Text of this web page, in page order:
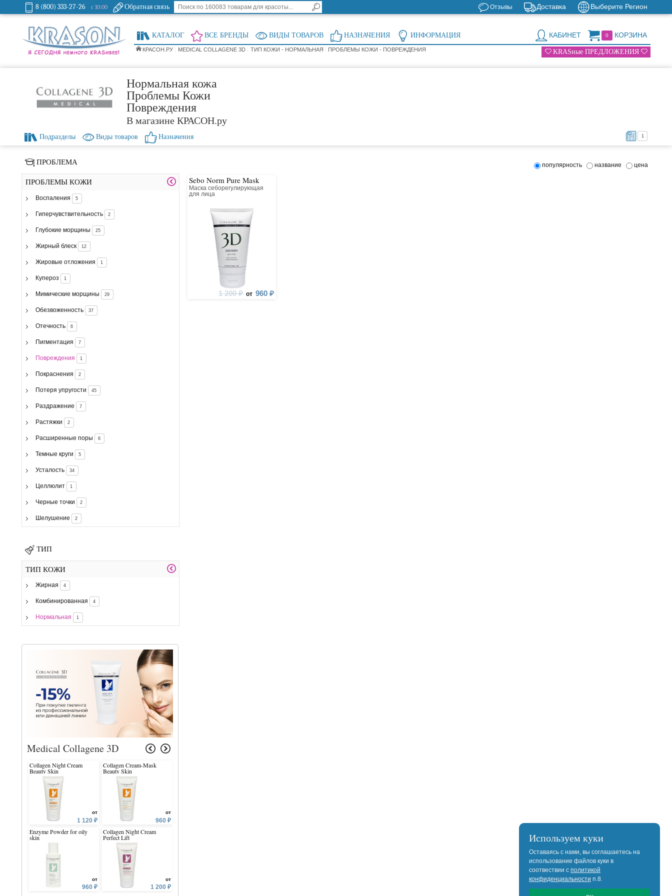
8 (800) 333-27-26 с 10:00 Обратная связь Выберите Регион
Доставка
Отзывы
0 КОРЗИНА
КАБИНЕТ
КАТАЛОГ ВСЕ БРЕНДЫ ВИДЫ ТОВАРОВ НАЗНАЧЕНИЯ ИНФОРМАЦИЯ
КРАСОН.РУ MEDICAL COLLAGENE 3D ТИП КОЖИ - НОРМАЛЬНАЯ ПРОБЛЕМЫ КОЖИ - ПОВРЕЖДЕНИЯ KRASные ПРЕДЛОЖЕНИЯ
Нормальная кожа
Проблемы Кожи
Повреждения
В магазине КРАСОН.ру
1
Подразделы Виды товаров Назначения
ПРОБЛЕМА
ПРОБЛЕМЫ КОЖИ
Воспаления 5
Гиперчувствительность 2
Глубокие морщины 25
Жирный блеск 12
Жировые отложения 1
Купероз 1
Мимические морщины 29
Обезвоженность 37
Отечность 6
Пигментация 7
Повреждения 1
Покраснения 2
Потеря упругости 45
Раздражение 7
Растяжки 2
Расширенные поры 6
Темные круги 5
Усталость 34
Целлюлит 1
Черные точки 2
Шелушение 2
ТИП
ТИП КОЖИ
Жирная 4
Комбинированная 4
Нормальная 1
Medical Collagene 3D
Collagen Night Cream
Beauty Skin
от
1 120 ₽
Enzyme Powder for oily
skin
от
960 ₽
Collagen Cream-Mask
Beauty Skin
от
960 ₽
Collagen Night Cream
Perfect Lift
от
1 200 ₽
популярность название цена
Sebo Norm Pure Mask
Маска себорегулирующая
для лица
1 200 ₽ от 960 ₽
Используем куки
Оставаясь с нами, вы соглашаетесь на
использование файлов куки в
соотвествии с политикой
конфиденциальности п.8.